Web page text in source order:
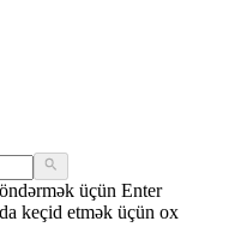
üçün Enter
keçid etmək üçün ox